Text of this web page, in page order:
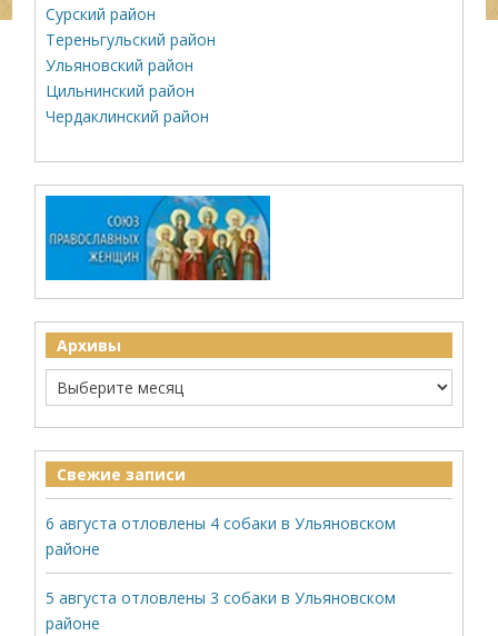
Сурский район
Тереньгульский район
Ульяновский район
Цильнинский район
Чердаклинский район
Архивы
Свежие записи
6 августа отловлены 4 собаки в Ульяновском
районе
5 августа отловлены 3 собаки в Ульяновском
районе